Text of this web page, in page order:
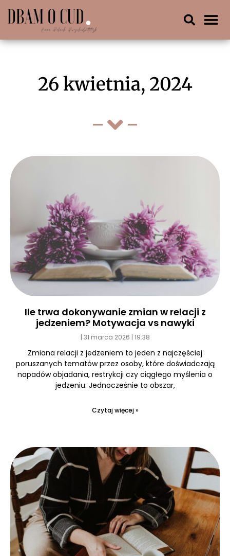
26 kwietnia, 2024
Ile trwa dokonywanie zmian w relacji z
jedzeniem? Motywacja vs nawyki
31 marca 2026 19:38
Zmiana relacji z jedzeniem to jeden z najczęściej
poruszanych tematów przez osoby, które doświadczają
napadów objadania, restrykcji czy ciągłego myślenia o
jedzeniu. Jednocześnie to obszar,
Czytaj więcej »